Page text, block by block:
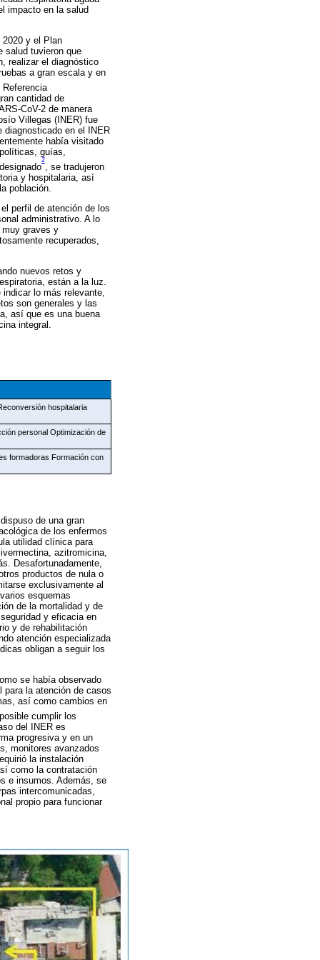
impacto en la salud
2020 y el Plan
salud tuvieron que
realizar el diagnóstico
a gran escala y en
cantidad de
CoV-2 de manera
Villegas (INER) fue
diagnosticado en el INER
había visitado
guías,
2
, se tradujeron
y hospitalaria, así
población.
perfil de atención de los
administrativo. A lo
muy graves y
recuperados,
nuevos retos y
están a la luz.
lo más relevante,
son generales y las
así que es una buena
integral.
hospitalaria
personal Optimización de
formadoras Formación con
de una gran
de los enfermos
utilidad clínica para
azitromicina,
Desafortunadamente,
productos de nula o
exclusivamente al
esquemas
de la mortalidad y de
y eficacia en
y de rehabilitación
atención especializada
obligan a seguir los
se había observado
para la atención de casos
así como cambios en
cumplir los
del INER es
progresiva y en un
monitores avanzados
la instalación
como la contratación
e insumos. Además, se
intercomunicadas,
propio para funcionar